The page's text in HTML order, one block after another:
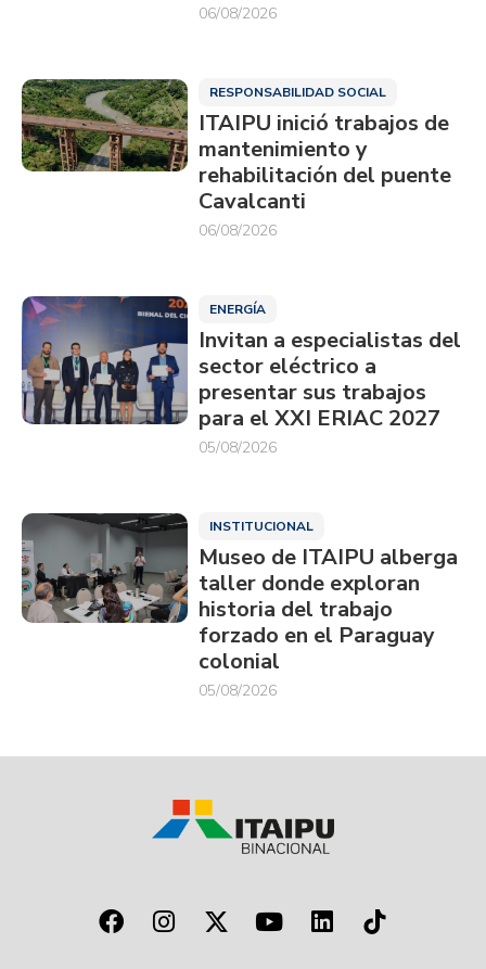
06/08/2026
RESPONSABILIDAD SOCIAL
ITAIPU inició trabajos de
mantenimiento y
rehabilitación del puente
Cavalcanti
06/08/2026
ENERGÍA
Invitan a especialistas del
sector eléctrico a
presentar sus trabajos
para el XXI ERIAC 2027
05/08/2026
INSTITUCIONAL
Museo de ITAIPU alberga
taller donde exploran
historia del trabajo
forzado en el Paraguay
colonial
05/08/2026